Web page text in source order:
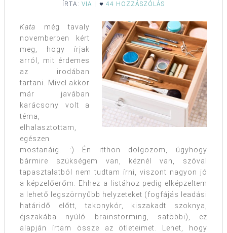
ÍRTA: VIA 44 HOZZÁSZÓLÁS
Kata még tavaly
novemberben kért
meg, hogy írjak
arról, mit érdemes
az irodában
tartani. Mivel akkor
már javában
karácsony volt a
téma,
elhalasztottam,
egészen
mostanáig. :) Én itthon dolgozom, úgyhogy
bármire szükségem van, kéznél van, szóval
tapasztalatból nem tudtam írni, viszont nagyon jó
a képzelőerőm. Ehhez a listához pedig elképzeltem
a lehető legszörnyűbb helyzeteket (fogfájás leadási
határidő előtt, takonykór, kiszakadt szoknya,
éjszakába nyúló brainstorming, satöbbi), ez
alapján írtam össze az ötleteimet. Lehet, hogy